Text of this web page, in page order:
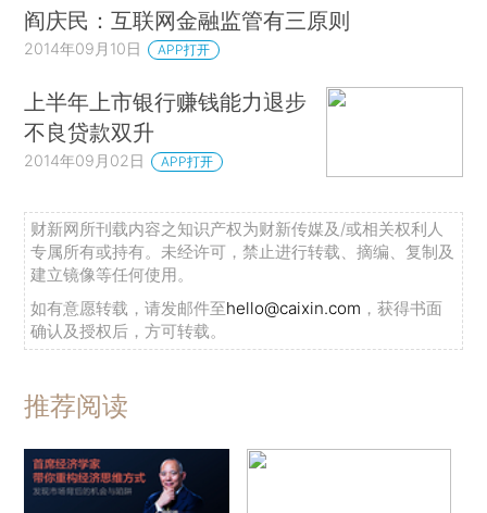
阎庆民：互联网金融监管有三原则
2014年09月10日 APP打开
上半年上市银行赚钱能力退步
不良贷款双升
2014年09月02日 APP打开
财新网所刊载内容之知识产权为财新传媒及/或相关权利人
专属所有或持有。未经许可，禁止进行转载、摘编、复制及
建立镜像等任何使用。
如有意愿转载，请发邮件至hello@caixin.com ，获得书面
确认及授权后，方可转载。
推荐阅读